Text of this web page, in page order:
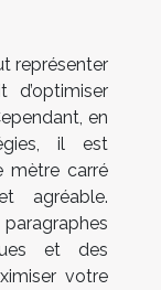
représenter
d’optimiser
en
il est
mètre carré
agréable.
et des
votre